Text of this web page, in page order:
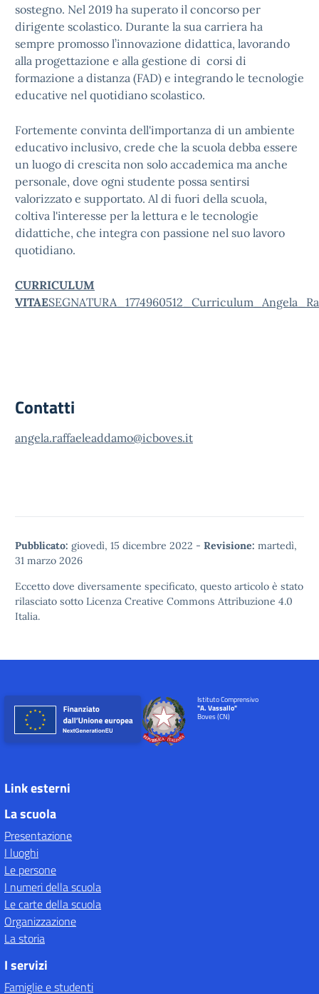
sostegno. Nel 2019 ha superato il concorso per
dirigente scolastico. Durante la sua carriera ha
sempre promosso l’innovazione didattica, lavorando
alla progettazione e alla gestione di corsi di
formazione a distanza (FAD) e integrando le tecnologie
educative nel quotidiano scolastico.
Fortemente convinta dell'importanza di un ambiente
educativo inclusivo, crede che la scuola debba essere
un luogo di crescita non solo accademica ma anche
personale, dove ogni studente possa sentirsi
valorizzato e supportato. Al di fuori della scuola,
coltiva l'interesse per la lettura e le tecnologie
didattiche, che integra con passione nel suo lavoro
quotidiano.
CURRICULUM
VITAE
Contatti
angela.raffaeleaddamo@icboves.it
Pubblicato: giovedì, 15 dicembre 2022 - Revisione: martedì,
31 marzo 2026
Eccetto dove diversamente specificato, questo articolo è stato
rilasciato sotto Licenza Creative Commons Attribuzione 4.0
Italia.
Istituto Comprensivo
"A. Vassallo"
Boves (CN)
Link esterni
La scuola
Presentazione
I luoghi
Le persone
I numeri della scuola
Le carte della scuola
Organizzazione
La storia
I servizi
Famiglie e studenti